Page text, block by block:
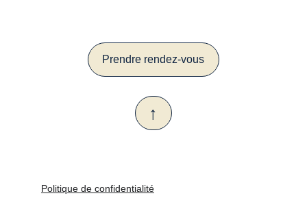
Prendre rendez-vous
Politique de confidentialité
↑